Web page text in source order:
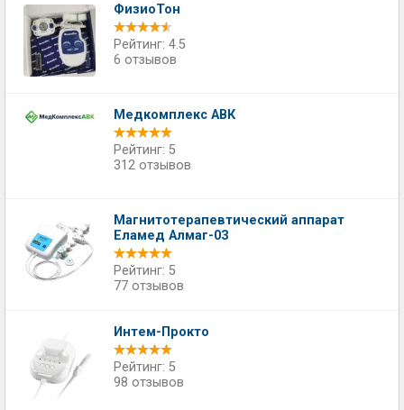
ФизиоТон
Рейтинг: 4.5
6 отзывов
Медкомплекс АВК
Рейтинг: 5
312 отзывов
Магнитотерапевтический аппарат
Еламед Алмаг-03
Рейтинг: 5
77 отзывов
Интем-Прокто
Рейтинг: 5
98 отзывов